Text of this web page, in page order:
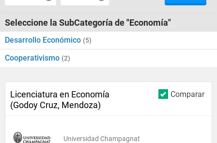
Seleccione la SubCategoría de "Economía"
Desarrollo Económico (5)
Cooperativismo (2)
Comparar
Licenciatura en Economía
(Godoy Cruz, Mendoza)
Universidad Champagnat